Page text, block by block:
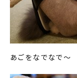
あごをなでなで～